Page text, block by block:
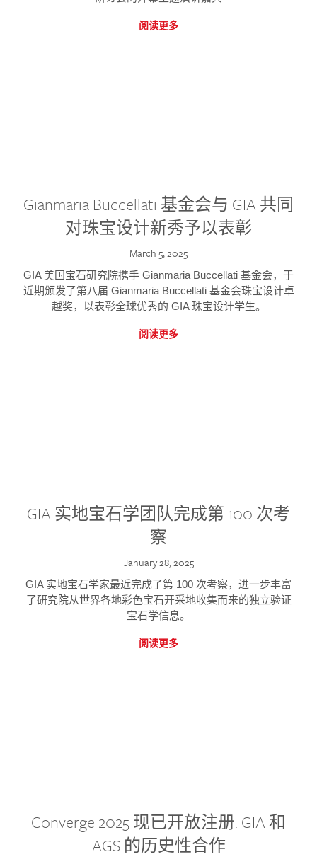
阅读更多
Gianmaria Buccellati 基金会与 GIA 共同
对珠宝设计新秀予以表彰
March 5, 2025
GIA 美国宝石研究院携手 Gianmaria Buccellati 基金会，于
近期颁发了第八届 Gianmaria Buccellati 基金会珠宝设计卓
越奖，以表彰全球优秀的 GIA 珠宝设计学生。
阅读更多
GIA 实地宝石学团队完成第 100 次考
察
January 28, 2025
GIA 实地宝石学家最近完成了第 100 次考察，进一步丰富
了研究院从世界各地彩色宝石开采地收集而来的独立验证
宝石学信息。
阅读更多
Converge 2025 现已开放注册: GIA 和
AGS 的历史性合作